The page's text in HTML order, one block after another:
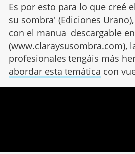
Es por esto para lo que creé
su sombra' (Ediciones
con el manual descargable
(www.claraysusombra.com),
profesionales tengáis más
abordar esta temática con